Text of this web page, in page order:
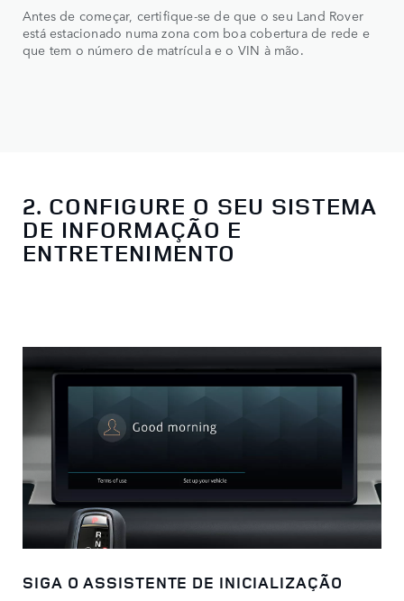
Antes de começar, certifique-se de que o seu Land Rover
está estacionado numa zona com boa cobertura de rede e
que tem o número de matrícula e o VIN à mão.
2. CONFIGURE O SEU SISTEMA
DE INFORMAÇÃO E
ENTRETENIMENTO
SIGA O ASSISTENTE DE INICIALIZAÇÃO